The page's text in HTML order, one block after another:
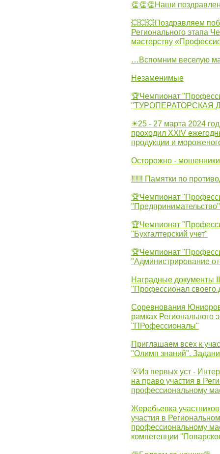
👏👏👏Наши
💥💥💥Поздравляем
Регионального этапа
мастерству
…Вспомним веселую
Незаменимые
🏆Чемпионат
"ТУРОПЕРАТОРСКАЯ
☀25 - 27 марта 2024
проходил XXIV
продукции и
Осторожно -
‼‼‼ Памятки по
🏆Чемпионат
"Предпринимательство"
🏆Чемпионат
"Бухгалтерский учет"
🏆Чемпионат
"Администрирование
Наградные документы
"Профессионал своего
Соревнования
рамках Регионального
"ПРофессионалы"
Приглашаем всех к
"Олимп знаний".
💡Из первых уст -
на право участия в
профессиональному
Жеребьевка
участия в
профессиональному
компетенции